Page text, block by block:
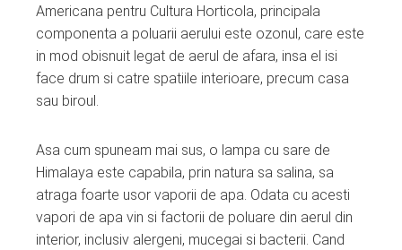
Americana pentru Cultura Horticola, principala
componenta a poluarii aerului este ozonul, care este
in mod obisnuit legat de aerul de afara, insa el isi
face drum si catre spatiile interioare, precum casa
sau biroul.
Asa cum spuneam mai sus, o lampa cu sare de
Himalaya este capabila, prin natura sa salina, sa
atraga foarte usor vaporii de apa. Odata cu acesti
vapori de apa vin si factorii de poluare din aerul din
interior, inclusiv alergeni, mucegai si bacterii. Cand